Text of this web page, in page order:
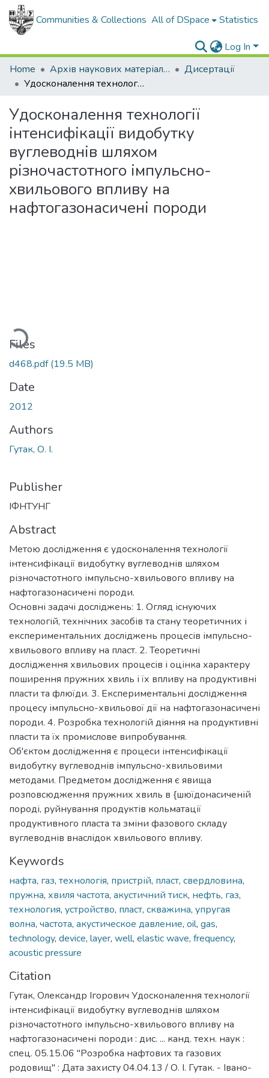
Communities & Collections All of DSpace Statistics
Log In
Home
Архів наукових матеріалів
Дисертації
Удосконалення технології інтенсифікації видобутку вуглеводнів шляхом різночастотного імпульсно-хвильового впливу на нафтогазонасичені породи
Удосконалення технології
інтенсифікації видобутку
вуглеводнів шляхом
різночастотного імпульсно-
хвильового впливу на
нафтогазонасичені породи
Loading...
Files
d468.pdf(19.5 MB)
Date
2012
Authors
Гутак, О. І.
Publisher
ІФНТУНГ
Abstract
Метою дослідження є удосконалення технології
інтенсифікації видобутку вуглеводнів шляхом
різночастотного імпульсно-хвильового впливу на
нафтогазонасичені породи.
Основні задачі досліджень: 1. Огляд існуючих
технологій, технічних засобів та стану теоретичних і
експериментальних досліджень процесів імпульсно-
хвильового впливу на пласт. 2. Теоретичні
дослідження хвильових процесів і оцінка характеру
поширення пружних хвиль і їх впливу на продуктивні
пласти та флюїди. 3. Експериментальні дослідження
процесу імпульсно-хвильової дії на нафтогазонасичені
породи. 4. Розробка технологій діяння на продуктивні
пласти та їх промислове випробування.
Об'єктом дослідження є процеси інтенсифікації
видобутку вуглеводнів імпульсно-хвильовими
методами. Предметом дослідження є явища
розповсюдження пружних хвиль в {шюїдонасиченій
породі, руйнування продуктів кольматації
продуктивного пласта та зміни фазового складу
вуглеводнів внаслідок хвильового впливу.
Keywords
нафта, газ, технологія, пристрій, пласт, свердловина,
пружна, хвиля частота, акустичний тиск, нефть, газ,
технология, устройство, пласт, скважина, упругая
волна, частота, акустическое давление, oil, gas,
technology, device, layer, well, elastic wave, frequency,
acoustic pressure
Citation
Гутак, Олександр Ігорович Удосконалення технології
інтенсифікації видобутку вуглеводнів шляхом
різночастотного імпульсно-хвильового впливу на
нафтогазонасичені породи : дис. ... канд. техн. наук :
спец. 05.15.06 "Розробка нафтових та газових
родовищ" : Дата захисту 04.04.13 / О. І. Гутак. - Івано-